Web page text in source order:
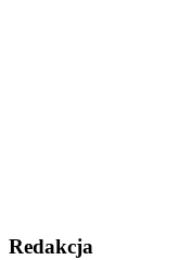
Redakcja